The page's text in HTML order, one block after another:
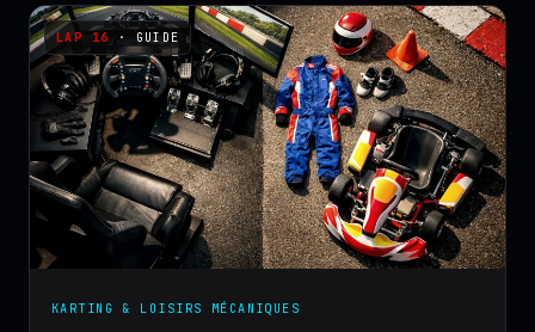
· GUIDE
KARTING & LOISIRS MÉCANIQUES